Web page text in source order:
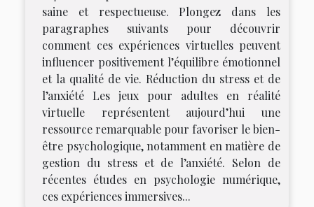
saine et respectueuse. Plongez dans les
paragraphes suivants pour découvrir
comment ces expériences virtuelles peuvent
influencer positivement l’équilibre émotionnel
et la qualité de vie. Réduction du stress et de
l’anxiété Les jeux pour adultes en réalité
virtuelle représentent aujourd’hui une
ressource remarquable pour favoriser le bien-
être psychologique, notamment en matière de
gestion du stress et de l’anxiété. Selon de
récentes études en psychologie numérique,
ces expériences immersives...